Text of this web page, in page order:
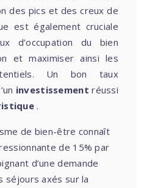
des pics et des creux de
est également cruciale
d’occupation du bien
et maximiser ainsi les
Un bon taux
investissementréussi
.
de bien-être connaît
de 15% par
d’une demande
séjours axés sur la